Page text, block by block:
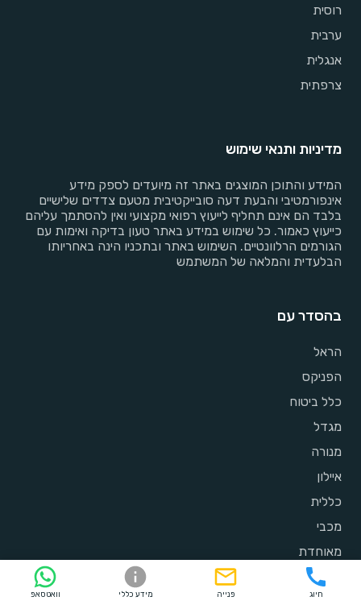
רוסית
ערבית
אנגלית
צרפתית
מדיניות ותנאי שימוש
המידע והתוכן המוצגים באתר זה מיועדים לספק מידע
אינפורמטיבי והבעת דעה סובייקטיבית מטעם צדדים שלישיים
בלבד הם אינם תחליף לייעוץ רפואי מקצועי ואין להסתמך עליהם
כייעוץ כאמור. כל שימוש במידע באתר טעון בדיקה ואימות עם
הגורמים הרלוונטיים. השימוש באתר ובתכניו הינה באחריותו
הבלעדית והמלאה של המשתמש
בהסדר עם
הראל
הפניקס
כלל ביטוח
מגדל
מנורה
איילון
כללית
מכבי
מאוחדת
לאומית
חיוג פנייה מידע כללי וואטסאפ